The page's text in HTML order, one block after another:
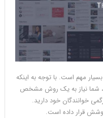
مهم است. با توجه به اینکه
شما نیاز به یک روش مشخص
خوانندگان خود دارید.